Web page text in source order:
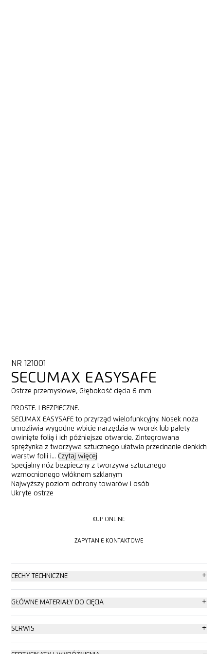
NR 121001
SECUMAX EASYSAFE
Ostrze przemysłowe, Głębokość cięcia 6 mm
PROSTE. I BEZPIECZNE.
SECUMAX EASYSAFE to przyrząd wielofunkcyjny. Nosek noża
umożliwia wygodne wbicie narzędzia w worek lub palety
owinięte folią i ich późniejsze otwarcie. Zintegrowana
sprężynka z tworzywa sztucznego ułatwia przecinanie cienkich
warstw folii i... Czytaj więcej
Specjalny nóż bezpieczny z tworzywa sztucznego
wzmocnionego włóknem szklanym
Najwyższy poziom ochrony towarów i osób
Ukryte ostrze
KUP ONLINE
ZAPYTANIE KONTAKTOWE
CECHY TECHNICZNE +
najwyższe bezpieczeństwo
wymiana ostrza bez użycia dodatkowych narzędzi
wysoka wytrzymałość na ścieranie
GŁÓWNE MATERIAŁY DO CIĘCIA +
folia do owijania, folia stretch, folia termokurczliwa
taśma z tworzywa sztucznego
SERWIS +
plakat dotyczący bezpieczeństwa